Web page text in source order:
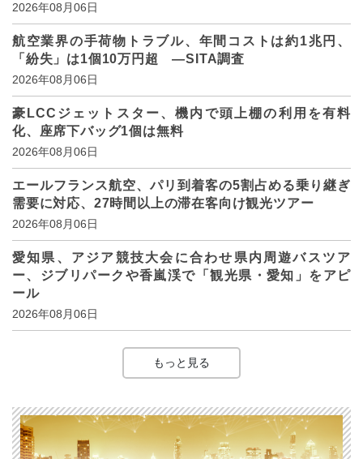
2026年08月06日
航空業界の手荷物トラブル、年間コストは約1兆円、
「紛失」は1個10万円超 ―SITA調査
2026年08月06日
豪LCCジェットスター、機内で頭上棚の利用を有料
化、座席下バッグ1個は無料
2026年08月06日
エールフランス航空、パリ到着客の5割占める乗り継ぎ
需要に対応、27時間以上の滞在客向け観光ツアー
2026年08月06日
愛知県、アジア競技大会に合わせ県内周遊バスツア
ー、ジブリパークや香嵐渓で「観光県・愛知」をアピ
ール
2026年08月06日
もっと見る